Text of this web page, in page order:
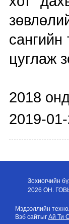
сангийн
цуглаж
2018
2019-
Зохиогчийн
2026 ОН.
Мэдээллийн
Вэб сайтыг Ай Ти